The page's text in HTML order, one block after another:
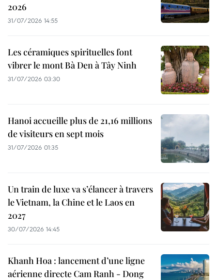
2026
31/07/2026 14:55
Les céramiques spirituelles font
vibrer le mont Bà Den à Tây Ninh
31/07/2026 03:30
Hanoi accueille plus de 21,16 millions
de visiteurs en sept mois ​
31/07/2026 01:35
Un train de luxe va s’élancer à travers
le Vietnam, la Chine et le Laos en
2027
30/07/2026 14:45
Khanh Hoa : lancement d’une ligne
aérienne directe Cam Ranh - Dong